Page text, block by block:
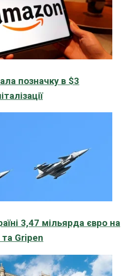
позначку в $3
3,47 мільярда євро на
Gripen